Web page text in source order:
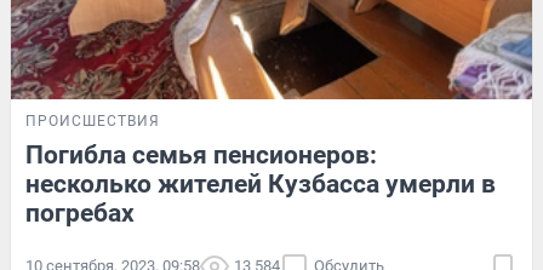
ПРОИСШЕСТВИЯ
Погибла семья пенсионеров:
несколько жителей Кузбасса умерли в
погребах
10 сентября, 2023, 09:58 13 584 Обсудить